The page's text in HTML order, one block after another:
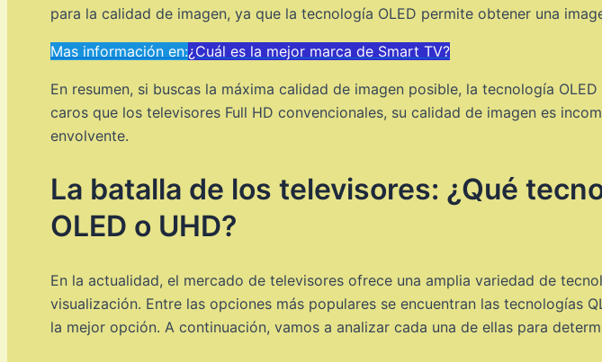
para la calidad de imagen, ya que la tecnología OLED permite obtener una
Mas información en:¿Cuál es la mejor marca de Smart TV?
En resumen, si buscas la máxima calidad de imagen posible, la tecnología
caros que los televisores Full HD convencionales, su calidad de imagen es
envolvente.
La batalla de los televisores: ¿Qué
OLED o UHD?
En la actualidad, el mercado de televisores ofrece una amplia variedad de
visualización. Entre las opciones más populares se encuentran las tecnologías
la mejor opción. A continuación, vamos a analizar cada una de ellas para